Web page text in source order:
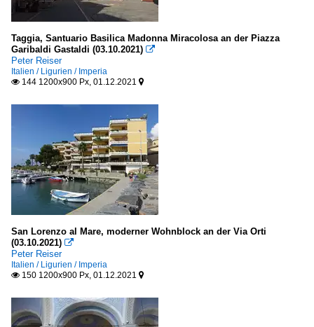
Taggia, Santuario Basilica Madonna Miracolosa an der Piazza
Garibaldi Gastaldi (03.10.2021) 
Peter Reiser
Italien / Ligurien / Imperia
 144 1200x900 Px, 01.12.2021 
San Lorenzo al Mare, moderner Wohnblock an der Via Orti
(03.10.2021) 
Peter Reiser
Italien / Ligurien / Imperia
 150 1200x900 Px, 01.12.2021 